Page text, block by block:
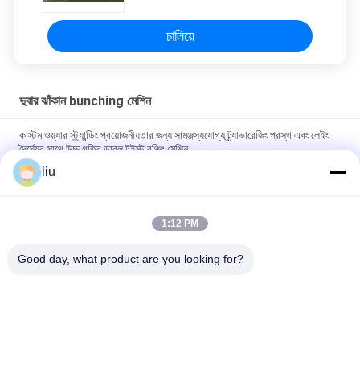
চালিয়ে
দুবার ঝাঁকান bunching মেশিন
কাস্টম ওয়্যার স্ট্র্যান্ডিং প্রয়োজনীয়তার জন্য সামঞ্জস্যযোগ্য ট্র্যাভারেজিং প্রস্থ এবং লেইং
দৈর্ঘ্যের সাথে উচ্চ গতির ডাবল টুইস্ট বঞ্চিং মেশিন
বেয়ার টিনড এবং সিলভার প্ল্যাটেড তারের সাত বা তার বেশি স্ট্র্যান্ডিংয়ের জন্য যথার্থ ডাবল
টুইস্ট ব্যাচিং মেশিন
হাই স্পিড ডাবল টুইস্ট বুনচিং মেশিন কোর ওয়্যার ডাবল টুইস্ট এবং মাল্টি স্ট্র্যান্ড ওয়্যার
liu
1:12 PM
Good day, what product are you looking for?